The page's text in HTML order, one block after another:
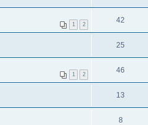
1 2 42
25
1 2 46
13
8